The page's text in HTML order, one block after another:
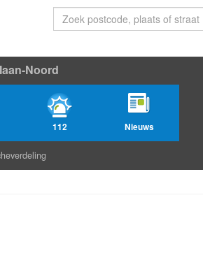
Noord
112 Nieuws